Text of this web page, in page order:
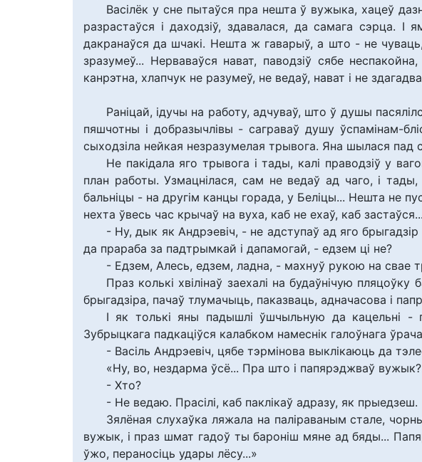
Васілёк у сне пытаўся пра нешта ў вужыка, хацеў
разрастаўся і даходзіў, здавалася, да самага сэрца.
дакранаўся да шчакі. Нешта ж гаварыў, а што - не
зразумеў... Нерваваўся нават, паводзіў сябе
канрэтна, хлапчук не разумеў, не ведаў, нават і не
Раніцай, ідучы на работу, адчуваў, што ў душы
пяшчотны і добразычлівы - саграваў душу ўспамінам-
сыходзіла нейкая незразумелая трывога. Яна шылася
Не пакідала яго трывога і тады, калі праводзіў у
план работы. Узмацнілася, сам не ведаў ад чаго, і тады,
бальніцы - на другім канцы горада, у Беліцы... Нешта не
нехта ўвесь час крычаў на вуха, каб не ехаў, каб застаўся...
- Ну, дык як Андрэевіч, - не адступаў ад яго
да прараба за падтрымкай і дапамогай, - едзем ці не?
- Едзем, Алесь, едзем, ладна, - махнуў рукою на свае
Праз колькі хвілінаў заехалі на будаўнічую
брыгадзіра, пачаў тлумачыць, паказваць, адначасова і
І як толькі яны падышлі ўшчыльную да кацельні -
Зубрыцкага падкаціўся калабком намеснік галоўнага
- Васіль Андрэевіч, цябе тэрмінова выклікаюць да
«Ну, во, нездарма ўсё... Пра што і папярэджваў
- Хто?
- Не ведаю. Прасілі, каб паклікаў адразу, як прыедзеш.
Зялёная слухаўка ляжала на паліраваным стале,
вужык, і праз шмат гадоў ты бароніш мяне ад бяды...
ўжо, пераносіць удары лёсу...»